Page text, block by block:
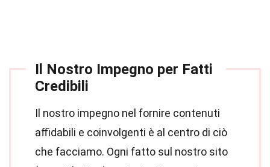
Il Nostro Impegno per Fatti
Credibili
Il nostro impegno nel fornire contenuti
affidabili e coinvolgenti è al centro di ciò
che facciamo. Ogni fatto sul nostro sito